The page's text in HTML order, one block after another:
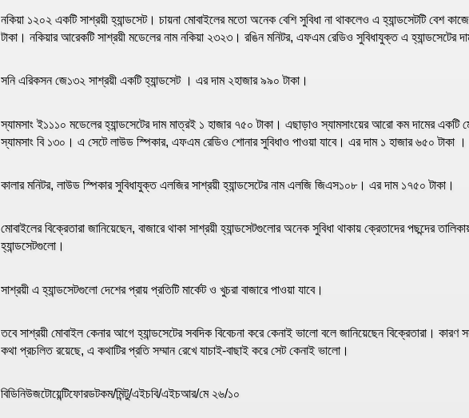
নকিয়া ১২০২ একটি সাশ্রয়ী হ্যান্ডসেট। চায়না মোবাইলের মতো অনেক বেশি সুবিধা না থাকলেও এ হ্যান্ডসেটটি বেশ
টাকা। নকিয়ার আরেকটি সাশ্রয়ী মডেলের নাম নকিয়া ২৩২৩। রঙিন মনিটর, এফএম রেডিও সুবিধাযুক্ত এ হ্যান্ডসেটের
সনি এরিকসন জে১৩২ সাশ্রয়ী একটি হ্যান্ডসেট । এর দাম ২হাজার ৯৯০ টাকা।
স্যামসাং ই১১১০ মডেলের হ্যান্ডসেটের দাম মাত্রই ১ হাজার ৭৫০ টাকা। এছাড়াও স্যামসাংয়ের আরো কম দামের একটি
স্যামসাং বি ১৩০। এ সেটে লাউড স্পিকার, এফএম রেডিও শোনার সুবিধাও পাওয়া যাবে। এর দাম ১ হাজার ৬৫০ টাকা ।
কালার মনিটর, লাউড স্পিকার সুবিধাযুক্ত এলজির সাশ্রয়ী হ্যান্ডসেটের নাম এলজি জিএস১০৮। এর দাম ১৭৫০ টাকা।
মোবাইলের বিক্রেতারা জানিয়েছেন, বাজারে থাকা সাশ্রয়ী হ্যান্ডসেটগুলোর অনেক সুবিধা থাকায় ক্রেতাদের পছন্দের
হ্যান্ডসেটগুলো।
সাশ্রয়ী এ হ্যান্ডসেটগুলো দেশের প্রায় প্রতিটি মার্কেট ও খুচরা বাজারে পাওয়া যাবে।
তবে সাশ্রয়ী মোবাইল কেনার আগে হ্যান্ডসেটের সবদিক বিবেচনা করে কেনাই ভালো বলে জানিয়েছেন বিক্রেতারা।
কথা প্রচলিত রয়েছে, এ কথাটির প্রতি সম্মান রেখে যাচাই-বাছাই করে সেট কেনাই ভালো।
বিডিনিউজটোয়েন্টিফোরডটকম/মিন্টু/এইচবি/এইচআর/মে ২৬/১০